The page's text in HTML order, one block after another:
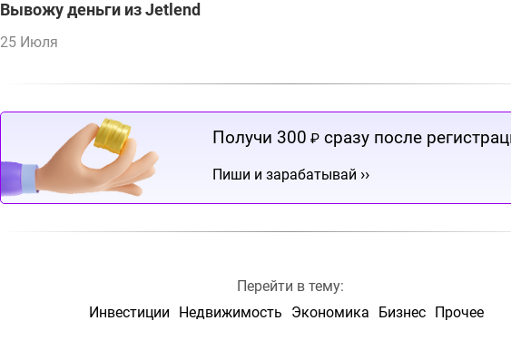
Вывожу деньги из Jetlend
25 Июля
Получи 300 ₽ сразу после
Пиши и зарабатывай ››
Перейти в тему:
Инвестиции
Недвижимость Экономика Бизнес Прочее